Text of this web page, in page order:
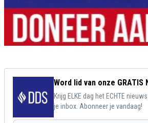
Word lid van onze
Krijg ELKE dag het ECHTE
je inbox. Abonneer je vandaag!